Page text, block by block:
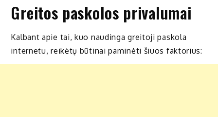
Greitos paskolos privalumai
Kalbant apie tai, kuo naudinga greitoji paskola
internetu, reikėtų būtinai paminėti šiuos faktorius: